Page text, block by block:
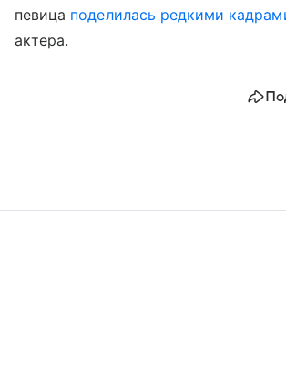
певица поделилась редкими
актера.